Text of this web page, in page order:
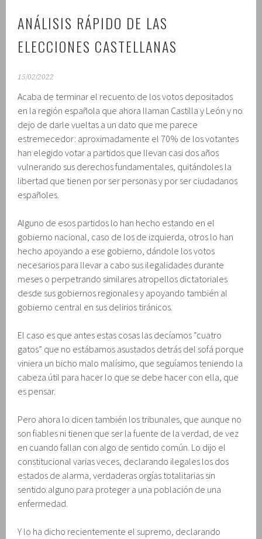
ANÁLISIS RÁPIDO DE LAS
ELECCIONES CASTELLANAS
15/02/2022
Acaba de terminar el recuento de los votos depositados
en la región española que ahora llaman Castilla y León y no
dejo de darle vueltas a un dato que me parece
estremecedor: aproximadamente el 70% de los votantes
han elegido votar a partidos que llevan casi dos años
vulnerando sus derechos fundamentales, quitándoles la
libertad que tienen por ser personas y por ser ciudadanos
españoles.
Alguno de esos partidos lo han hecho estando en el
gobierno nacional, caso de los de izquierda, otros lo han
hecho apoyando a ese gobierno, dándole los votos
necesarios para llevar a cabo sus ilegalidades durante
meses o perpetrando similares atropellos dictatoriales
desde sus gobiernos regionales y apoyando también al
gobierno central en sus delirios tiránicos.
El caso es que antes estas cosas las decíamos “cuatro
gatos” que no estábamos asustados detrás del sofá porque
viniera un bicho malo malísimo, que seguíamos teniendo la
cabeza útil para hacer lo que se debe hacer con ella, que
es pensar.
Pero ahora lo dicen también los tribunales, que aunque no
son fiables ni tienen que ser la fuente de la verdad, de vez
en cuando fallan con algo de sentido común. Lo dijo el
constitucional varias veces, declarando ilegales los dos
estados de alarma, verdaderas orgías totalitarias sin
sentido alguno para proteger a una población de una
enfermedad.
Y lo ha dicho recientemente el supremo, declarando